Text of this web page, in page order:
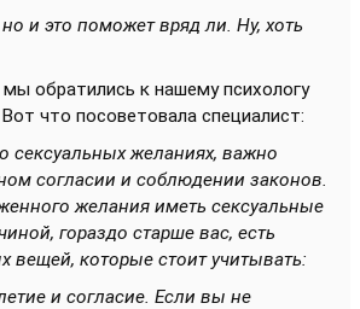
и это поможет вряд ли. Ну, хоть
мы обратились к нашему психологу
что посоветовала специалист:
сексуальных желаниях, важно
согласии и соблюдении законов.
желания иметь сексуальные
гораздо старше вас, есть
вещей, которые стоит учитывать:
и согласие. Если вы не